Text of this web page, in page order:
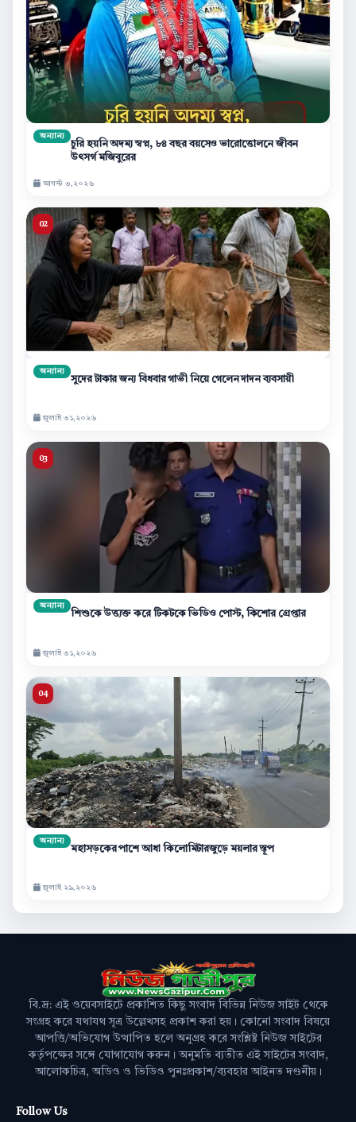
অন্যান্য
চুরি হয়নি অদম্য স্বপ্ন, ৮৪ বছর বয়সেও ভারোত্তোলনে জীবন
উৎসর্গ মজিবুরের
আগস্ট ৩,২০২৬
অন্যান্য
সুদের টাকার জন্য বিধবার গাভী নিয়ে গেলেন দাদন ব্যবসায়ী
জুলাই ৩১,২০২৬
অন্যান্য
শিশুকে উত্ত্যক্ত করে টিকটকে ভিডিও পোস্ট, কিশোর গ্রেপ্তার
জুলাই ৩১,২০২৬
অন্যান্য
মহাসড়কের পাশে আধা কিলোমিটারজুড়ে ময়লার স্তূপ
জুলাই ২৯,২০২৬
বি.দ্র: এই ওয়েবসাইটে প্রকাশিত কিছু সংবাদ বিভিন্ন নিউজ সাইট থেকে
সংগ্রহ করে যথাযথ সূত্র উল্লেখসহ প্রকাশ করা হয়। কোনো সংবাদ বিষয়ে
আপত্তি/অভিযোগ উত্থাপিত হলে অনুগ্রহ করে সংশ্লিষ্ট নিউজ সাইটের
কর্তৃপক্ষের সঙ্গে যোগাযোগ করুন। অনুমতি ব্যতীত এই সাইটের সংবাদ,
আলোকচিত্র, অডিও ও ভিডিও পুনঃপ্রকাশ/ব্যবহার আইনত দণ্ডনীয়।
Follow Us